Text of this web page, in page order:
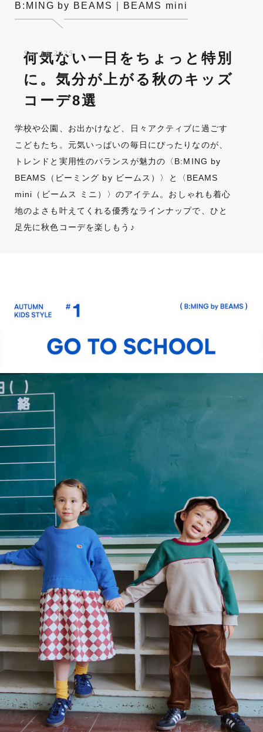
B:MING by BEAMS｜BEAMS mini
何気ない一日をちょっと特別
に。気分が上がる秋のキッズ
コーデ8選
Sep,16,2025
学校や公園、お出かけなど、日々アクティブに過ごす
こどもたち。元気いっぱいの毎日にぴったりなのが、
トレンドと実用性のバランスが魅力の〈B:MING by
BEAMS（ビーミング by ビームス）〉と〈BEAMS
mini（ビームス ミニ）〉のアイテム。おしゃれも着心
地のよさも叶えてくれる優秀なラインナップで、ひと
足先に秋色コーデを楽しもう♪